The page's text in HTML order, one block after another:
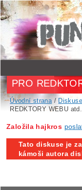
PRO
Úvodní strana/ Diskuse
REDKTORY WEBU atd.
Založila hajkros
Tato diskuse je
kámoši autora